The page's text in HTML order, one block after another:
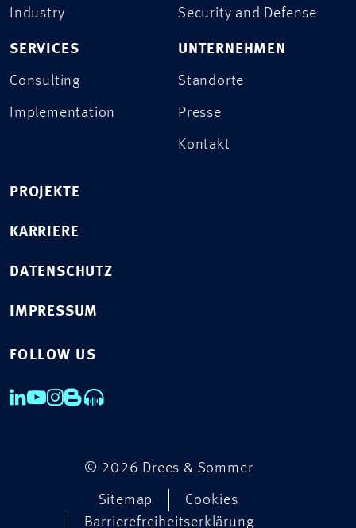
Industry
SERVICES
Consulting
Implementation
Security and Defense
UNTERNEHMEN
Standorte
Presse
Kontakt
PROJEKTE
KARRIERE
DATENSCHUTZ
IMPRESSUM
FOLLOW US
© 2026 Drees & Sommer
Sitemap
Cookies
Barrierefreiheitserklärung